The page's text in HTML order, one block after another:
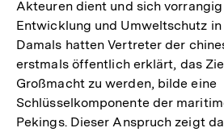
Akteuren dient und sich
Entwicklung und Umweltschutz
Damals hatten Vertreter der
erstmals öffentlich erklärt, das
Großmacht zu werden, bilde eine
Schlüsselkomponente der
Pekings. Dieser Anspruch zeigt